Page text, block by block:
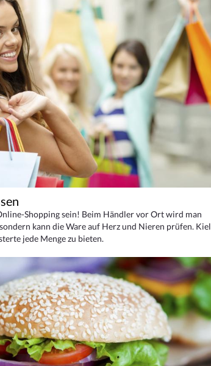
Shopping sein! Beim Händler vor Ort wird man
kann die Ware auf Herz und Nieren prüfen. Kiel
jede Menge zu bieten.